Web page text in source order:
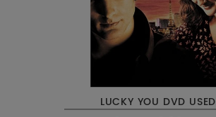
LUCKY YOU DVD USED